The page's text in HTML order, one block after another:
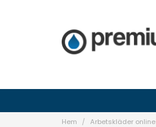
Hem Arbetskläder online